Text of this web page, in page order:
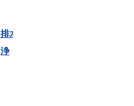
排水管洗
浄